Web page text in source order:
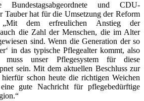
und CDU-
Tauber hat für die Umsetzung der Reform
dem erfreulichen Anstieg der
die Zahl der Menschen, die im Alter
sind. Wenn die Generation der so
in das typische Pflegealter kommt, also
unser Pflegesystem für diese
sein. Mit dem aktuellen Beschluss zur
schon heute die richtigen Weichen
gute Nachricht für pflegebedürftige